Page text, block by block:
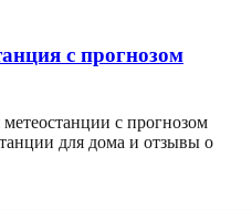
с прогнозом
с прогнозом
для дома и отзывы о